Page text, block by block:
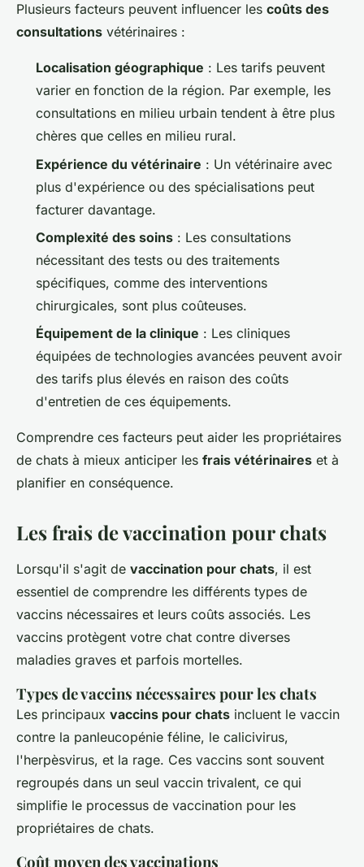
Plusieurs facteurs peuvent influencer les coûts des
consultations vétérinaires :
Localisation géographique : Les tarifs peuvent
varier en fonction de la région. Par exemple, les
consultations en milieu urbain tendent à être plus
chères que celles en milieu rural.
Expérience du vétérinaire : Un vétérinaire avec
plus d'expérience ou des spécialisations peut
facturer davantage.
Complexité des soins : Les consultations
nécessitant des tests ou des traitements
spécifiques, comme des interventions
chirurgicales, sont plus coûteuses.
Équipement de la clinique : Les cliniques
équipées de technologies avancées peuvent avoir
des tarifs plus élevés en raison des coûts
d'entretien de ces équipements.
Comprendre ces facteurs peut aider les propriétaires
de chats à mieux anticiper les frais vétérinaires et à
planifier en conséquence.
Les frais de vaccination pour chats
Lorsqu'il s'agit de vaccination pour chats, il est
essentiel de comprendre les différents types de
vaccins nécessaires et leurs coûts associés. Les
vaccins protègent votre chat contre diverses
maladies graves et parfois mortelles.
Types de vaccins nécessaires pour les chats
Les principaux vaccins pour chats incluent le vaccin
contre la panleucopénie féline, le calicivirus,
l'herpèsvirus, et la rage. Ces vaccins sont souvent
regroupés dans un seul vaccin trivalent, ce qui
simplifie le processus de vaccination pour les
propriétaires de chats.
Coût moyen des vaccinations